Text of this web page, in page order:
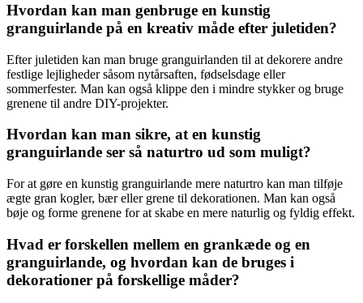
Hvordan kan man genbruge en kunstig
granguirlande på en kreativ måde efter juletiden?
Efter juletiden kan man bruge granguirlanden til at dekorere andre
festlige lejligheder såsom nytårsaften, fødselsdage eller
sommerfester. Man kan også klippe den i mindre stykker og bruge
grenene til andre DIY-projekter.
Hvordan kan man sikre, at en kunstig
granguirlande ser så naturtro ud som muligt?
For at gøre en kunstig granguirlande mere naturtro kan man tilføje
ægte gran kogler, bær eller grene til dekorationen. Man kan også
bøje og forme grenene for at skabe en mere naturlig og fyldig effekt.
Hvad er forskellen mellem en grankæde og en
granguirlande, og hvordan kan de bruges i
dekorationer på forskellige måder?